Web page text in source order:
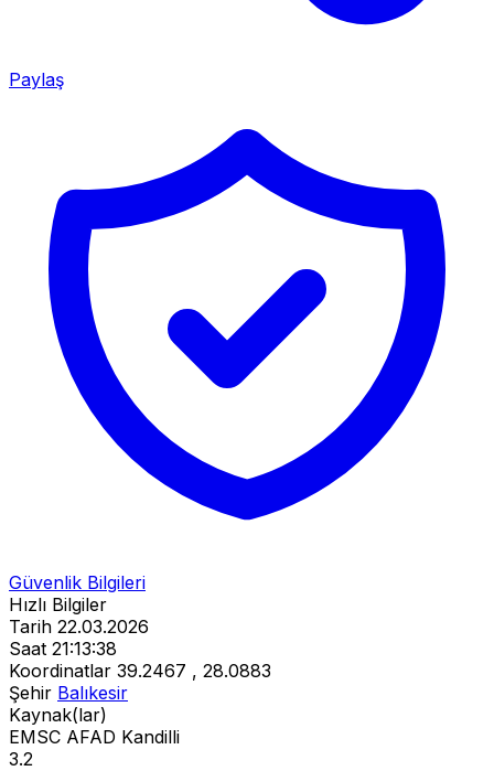
Paylaş
Güvenlik Bilgileri
Hızlı Bilgiler
Tarih 22.03.2026
Saat 21:13:38
Koordinatlar 39.2467 , 28.0883
Şehir Balıkesir
Kaynak(lar)
EMSC AFAD Kandilli
3.2